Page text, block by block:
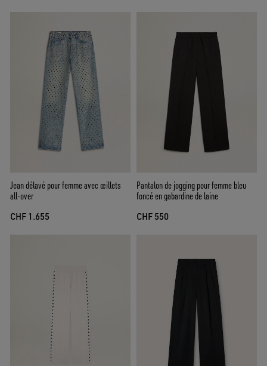
Jean délavé pour femme avec œillets
all-over
CHF 1.655
Pantalon de jogging pour femme bleu
foncé en gabardine de laine
CHF 550